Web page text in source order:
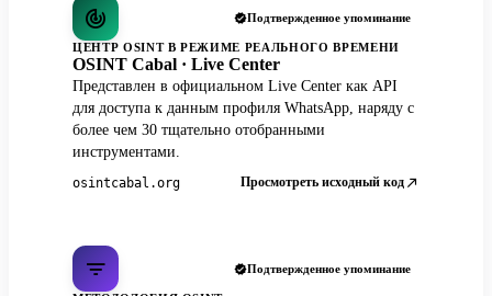
Подтвержденное упоминание
ЦЕНТР OSINT В РЕЖИМЕ РЕАЛЬНОГО ВРЕМЕНИ
OSINT Cabal · Live Center
Представлен в официальном Live Center как API
для доступа к данным профиля WhatsApp, наряду с
более чем 30 тщательно отобранными
инструментами.
osintcabal.org Просмотреть исходный код
Подтвержденное упоминание